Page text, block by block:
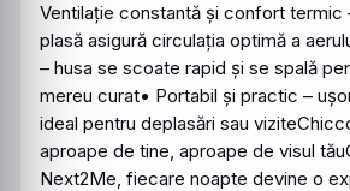
Ventilație constantă și confort termic
plasă asigură circulația optimă a
– husa se scoate rapid și se spală
mereu curat• Portabil și practic –
ideal pentru deplasări sau
aproape de tine, aproape de visul
Next2Me, fiecare noapte devine o